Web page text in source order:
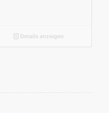
Details anzeigen